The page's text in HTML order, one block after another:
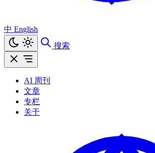
中 English
搜索
AI 周刊
文章
专栏
关于